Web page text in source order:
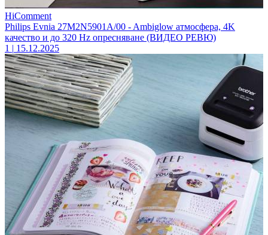
HiComment
Philips Evnia 27M2N5901A/00 - Ambiglow атмосфера, 4K
качество и до 320 Hz опресняване (ВИДЕО РЕВЮ)
1 | 15.12.2025